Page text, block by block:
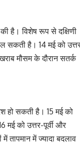
है। विशेष रूप से दक्षिणी
सकती है। 14 मई को
मौसम के दौरान सतर्क
हो सकती है। 15 मई को
मई को उत्तर-पूर्वी और
में ज्यादा बदलाव